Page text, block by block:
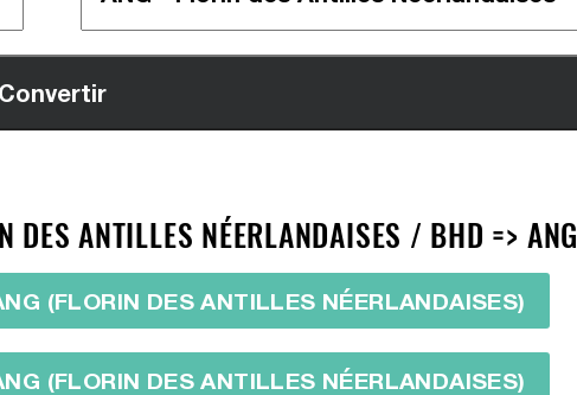
ANTILLES NÉERLANDAISES / BHD => ANG
(FLORIN DES ANTILLES NÉERLANDAISES)
(FLORIN DES ANTILLES NÉERLANDAISES)